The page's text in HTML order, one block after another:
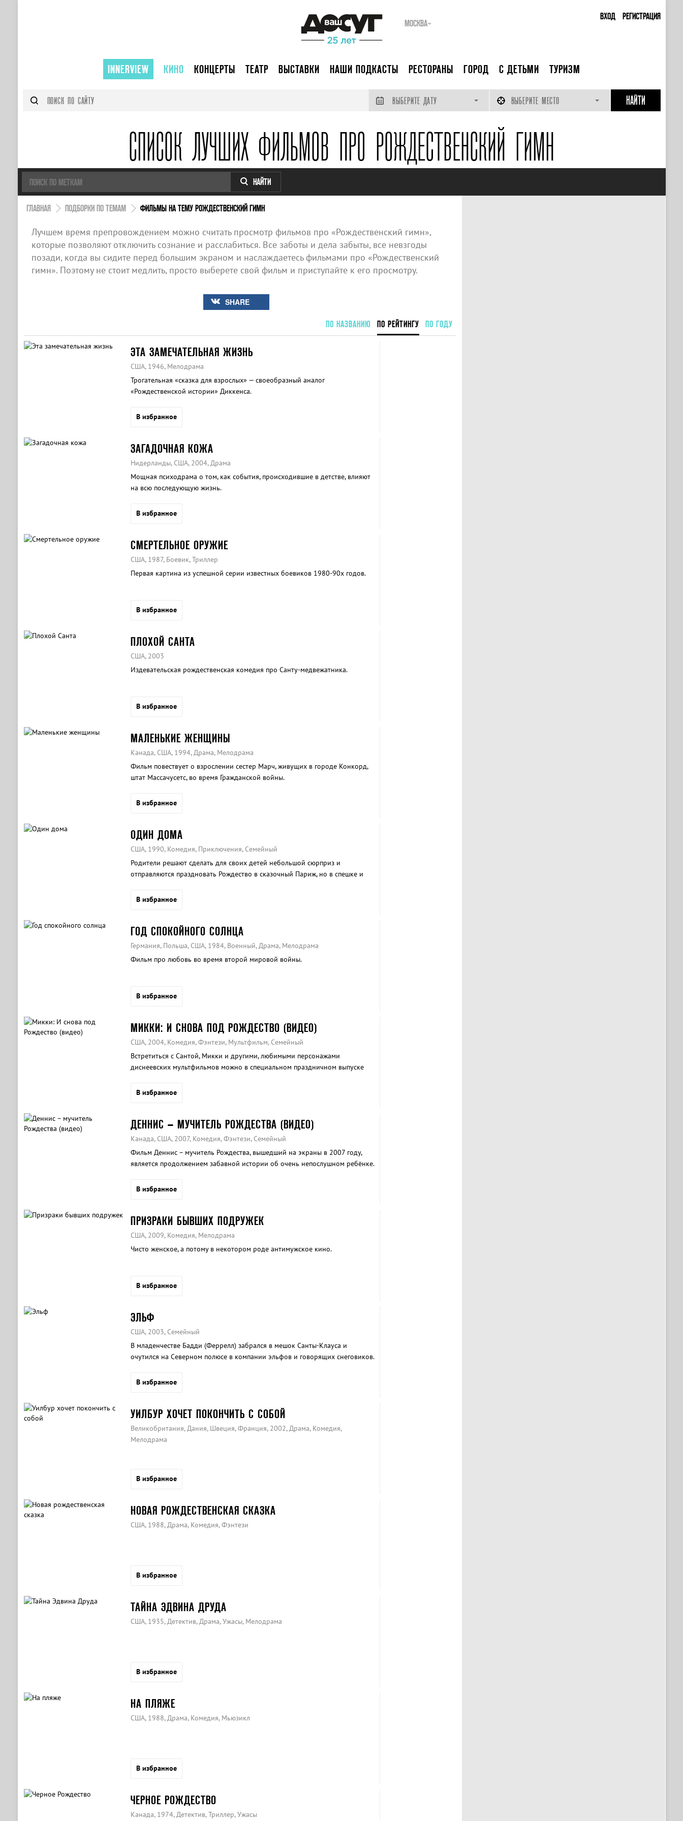
ВХОД РЕГИСТРАЦИЯ
МОСКВА
INNERVIEW КИНО КОНЦЕРТЫ ТЕАТР ВЫСТАВКИ НАШИ ПОДКАСТЫ РЕСТОРАНЫ ГОРОД С ДЕТЬМИ ТУРИЗМ
ВЫБЕРИТЕ ДАТУ ВЫБЕРИТЕ МЕСТО
СПИСОК ЛУЧШИХ ФИЛЬМОВ ПРО РОЖДЕСТВЕНСКИЙ ГИМН
НАЙТИ
ГЛАВНАЯ ПОДБОРКИ ПО ТЕМАМ ФИЛЬМЫ НА ТЕМУ РОЖДЕСТВЕНСКИЙ ГИМН
Лучшем время препровождением можно считать просмотр фильмов про «Рождественский гимн»,
которые позволяют отключить сознание и расслабиться. Все заботы и дела забыты, все невзгоды
позади, когда вы сидите перед большим экраном и наслаждаетесь фильмами про «Рождественский
гимн». Поэтому не стоит медлить, просто выберете свой фильм и приступайте к его просмотру.
SHARE
ПО НАЗВАНИЮ ПО РЕЙТИНГУ ПО ГОДУ
ЭТА ЗАМЕЧАТЕЛЬНАЯ ЖИЗНЬ
США, 1946, Мелодрама
Трогательная «сказка для взрослых» — своеобразный аналог
«Рождественской истории» Диккенса.
В избранное
ЗАГАДОЧНАЯ КОЖА
Нидерланды, США, 2004, Драма
Мощная психодрама о том, как события, происходившие в детстве, влияют
на всю последующую жизнь.
В избранное
СМЕРТЕЛЬНОЕ ОРУЖИЕ
США, 1987, Боевик, Триллер
Первая картина из успешной серии известных боевиков 1980-90х годов.
В избранное
ПЛОХОЙ САНТА
США, 2003
Издевательская рождественская комедия про Санту-медвежатника.
В избранное
МАЛЕНЬКИЕ ЖЕНЩИНЫ
Канада, США, 1994, Драма, Мелодрама
Фильм повествует о взрослении сестер Марч, живущих в городе Конкорд,
штат Массачусетс, во время Гражданской войны.
В избранное
ОДИН ДОМА
США, 1990, Комедия, Приключения, Семейный
Родители решают сделать для своих детей небольшой сюрприз и
отправляются праздновать Рождество в сказочный Париж, но в спешке и
дома» придется отмечать Рождество в одиночестве. Или нет?
В избранное
ГОД СПОКОЙНОГО СОЛНЦА
Германия, Польша, США, 1984, Военный, Драма, Мелодрама
Фильм про любовь во время второй мировой войны.
В избранное
МИККИ: И СНОВА ПОД РОЖДЕСТВО (ВИДЕО)
США, 2004, Комедия, Фэнтези, Мультфильм, Семейный
Встретиться с Сантой, Микки и другими, любимыми персонажами
диснеевских мультфильмов можно в специальном праздничном выпуске
В избранное
ДЕННИС – МУЧИТЕЛЬ РОЖДЕСТВА (ВИДЕО)
Канада, США, 2007, Комедия, Фэнтези, Семейный
Фильм Деннис – мучитель Рождества, вышедший на экраны в 2007 году,
является продолжением забавной истории об очень непослушном ребёнке.
В избранное
ПРИЗРАКИ БЫВШИХ ПОДРУЖЕК
США, 2009, Комедия, Мелодрама
Чисто женское, а потому в некотором роде антимужское кино.
В избранное
ЭЛЬФ
США, 2003, Семейный
В младенчестве Бадди (Феррелл) забрался в мешок Санты-Клауса и
очутился на Северном полюсе в компании эльфов и говорящих снеговиков.
В избранное
УИЛБУР ХОЧЕТ ПОКОНЧИТЬ С СОБОЙ
Великобритания, Дания, Швеция, Франция, 2002, Драма, Комедия,
Мелодрама
В избранное
НОВАЯ РОЖДЕСТВЕНСКАЯ СКАЗКА
США, 1988, Драма, Комедия, Фэнтези
В избранное
ТАЙНА ЭДВИНА ДРУДА
США, 1935, Детектив, Драма, Ужасы, Мелодрама
В избранное
НА ПЛЯЖЕ
США, 1988, Драма, Комедия, Мьюзикл
В избранное
ЧЕРНОЕ РОЖДЕСТВО
Канада, 1974, Детектив, Триллер, Ужасы